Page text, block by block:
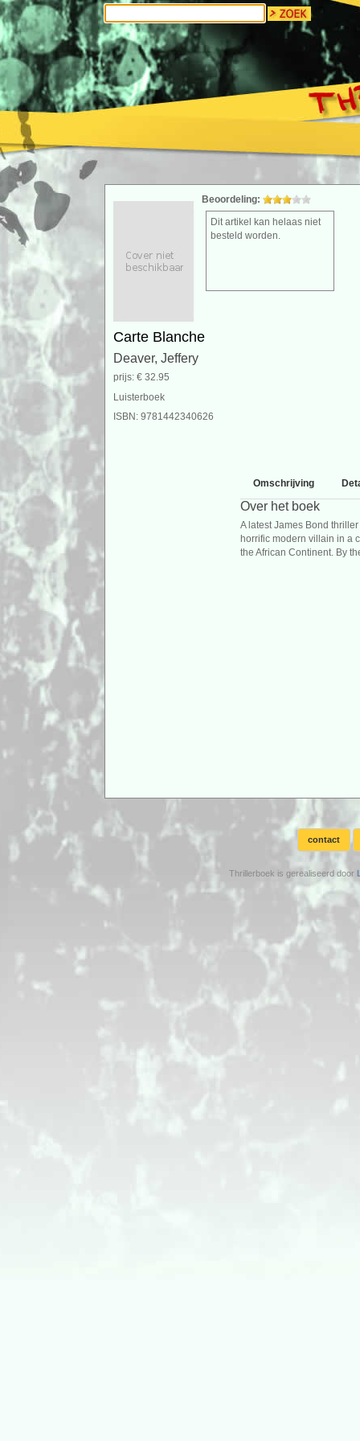
Beoordeling:
Dit artikel kan helaas niet
besteld worden.
Carte Blanche
Deaver, Jeffery
prijs: € 32.95
Luisterboek
ISBN: 9781442340626
Omschrijving
Over het boek
A latest James Bond
horrific modern villain in a
the African Continent. By
contact
Thrillerboek is gerealiseerd door